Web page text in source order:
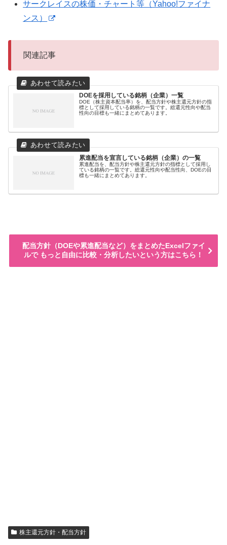
サークレイスの株価・チャート等（Yahoo!ファイナ
ンス）
関連記事
DOEを採用している銘柄（企業）一覧
DOE（株主資本配当率）を、配当方針や株主還元方針の指
標として採用している銘柄の一覧です。総還元性向や配当
性向の目標も一緒にまとめてあります。
累進配当を宣言している銘柄（企業）の一覧
累進配当を、配当方針や株主還元方針の指標として採用し
ている銘柄の一覧です。総還元性向や配当性向、DOEの目
標も一緒にまとめてあります。
配当方針（DOEや累進配当など）をまとめたExcelファイ
ルで もっと自由に比較・分析したいという方はこちら！
株主還元方針・配当方針